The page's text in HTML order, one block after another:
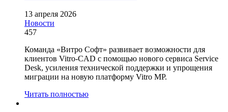
13 апреля 2026
Новости
457
Команда «Витро Софт» развивает возможности для
клиентов Vitro-CAD с помощью нового сервиса Service
Desk, усиления технической поддержки и упрощения
миграции на новую платформу Vitro MP.
Читать полностью